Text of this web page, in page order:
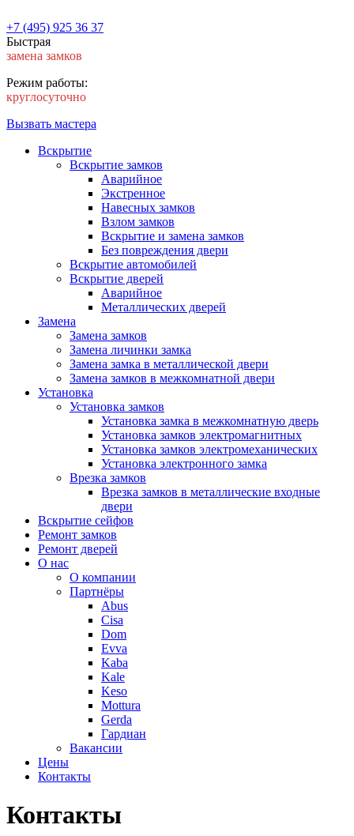
+7 (495) 925 36 37
Быстрая
замена замков
Режим работы:
круглосуточно
Вызвать мастера
Вскрытие
Вскрытие замков
Аварийное
Экстренное
Навесных замков
Взлом замков
Вскрытие и замена замков
Без повреждения двери
Вскрытие автомобилей
Вскрытие дверей
Аварийное
Металлических дверей
Замена
Замена замков
Замена личинки замка
Замена замка в металлической двери
Замена замков в межкомнатной двери
Установка
Установка замков
Установка замка в межкомнатную дверь
Установка замков электромагнитных
Установка замков электромеханических
Установка электронного замка
Врезка замков
Врезка замков в металлические входные
двери
Вскрытие сейфов
Ремонт замков
Ремонт дверей
О нас
О компании
Партнёры
Abus
Cisa
Dom
Evva
Kaba
Kale
Keso
Mottura
Gerda
Гардиан
Вакансии
Цены
Контакты
Контакты